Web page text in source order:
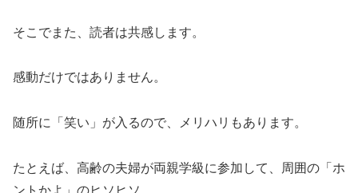
そこでまた、読者は共感します。
感動だけではありません。
随所に「笑い」が入るので、メリハリもあります。
たとえば、高齢の夫婦が両親学級に参加して、周囲の「ホ
ントかよ」のヒソヒソ。